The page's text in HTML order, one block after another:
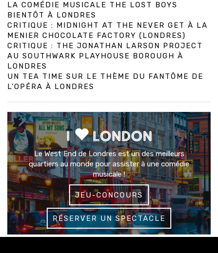
LA COMÉDIE MUSICALE THE LOST BOYS
BIENTÔT À LONDRES
CRITIQUE : MIDNIGHT AT THE NEVER GET À LA
MENIER CHOCOLATE FACTORY (LONDRES)
CRITIQUE : THE JONATHAN LARSON PROJECT
AU SOUTHWARK PLAYHOUSE BOROUGH À
LONDRES
UN TEA TIME SUR LE THÈME DU FANTÔME DE
L’OPÉRA À LONDRES
I LONDON
Le West End de Londres est un des meilleurs
quartiers au monde pour assister à une comédie
musicale !
JEU-CONCOURS
RÉSERVER UN SPECTACLE